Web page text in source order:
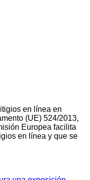
en línea en
(UE) 524/2013,
Europea facilita
en línea y que se